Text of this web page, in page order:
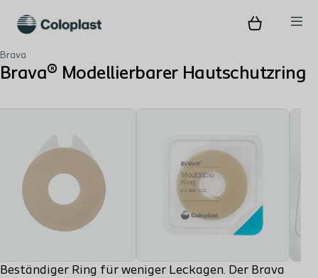
Brava
Brava® Modellierbarer Hautschutzring
Beständiger Ring für weniger Leckagen. Der Brava